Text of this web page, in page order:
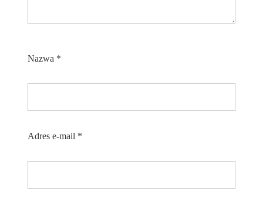
Nazwa *
Adres e-mail *